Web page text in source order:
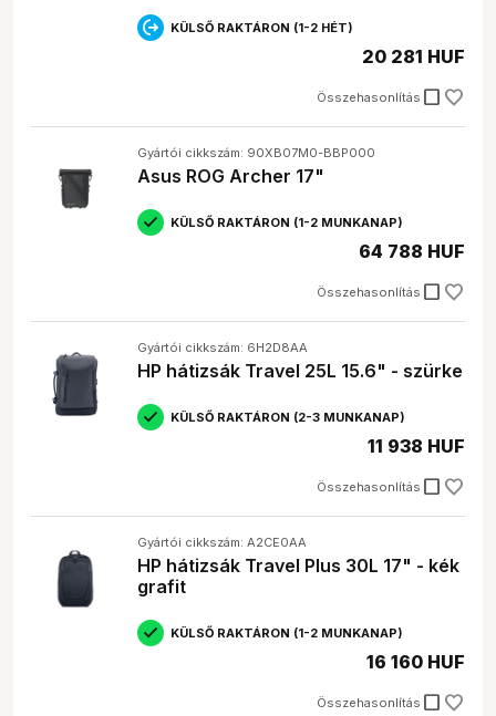
KÜLSŐ RAKTÁRON (1-2 HÉT)
Összehasonlítás check_box_outline_blank
20 281 HUF
Gyártói cikkszám: 90XB07M0-BBP000
Asus ROG Archer 17"
KÜLSŐ RAKTÁRON (1-2 MUNKANAP)
Összehasonlítás check_box_outline_blank
64 788 HUF
Gyártói cikkszám: 6H2D8AA
HP hátizsák Travel 25L 15.6" - szürke
KÜLSŐ RAKTÁRON (2-3 MUNKANAP)
Összehasonlítás check_box_outline_blank
11 938 HUF
Gyártói cikkszám: A2CE0AA
HP hátizsák Travel Plus 30L 17" - kék
grafit
KÜLSŐ RAKTÁRON (1-2 MUNKANAP)
Összehasonlítás check_box_outline_blank
16 160 HUF